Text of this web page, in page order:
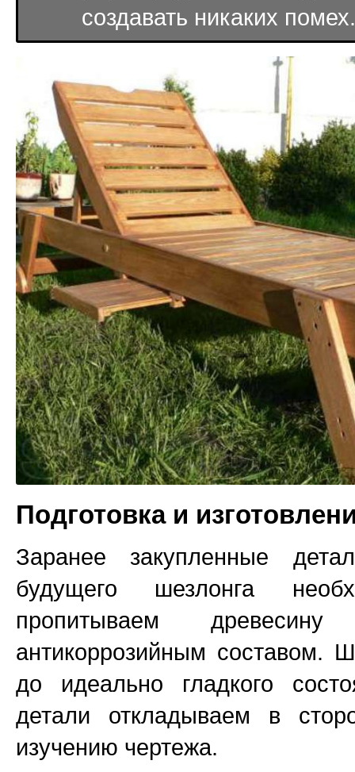
создавать никаких помех.
Подготовка и
Заранее закупленные
будущего шезлонга
пропитываем
антикоррозийным составом.
до идеально гладкого
детали откладываем в
изучению чертежа.